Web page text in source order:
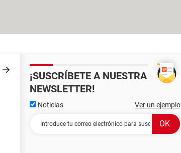
¡SUSCRÍBETE A NUESTRA
NEWSLETTER!
Noticias Ver un ejemplo